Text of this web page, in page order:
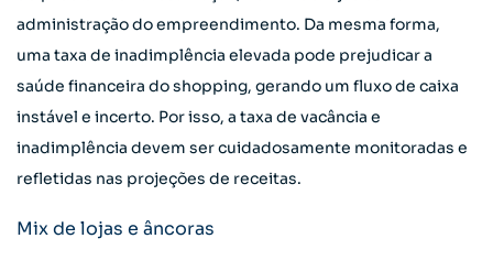
administração do empreendimento. Da mesma forma,
uma taxa de inadimplência elevada pode prejudicar a
saúde financeira do shopping, gerando um fluxo de caixa
instável e incerto. Por isso, a taxa de vacância e
inadimplência devem ser cuidadosamente monitoradas e
refletidas nas projeções de receitas.
Mix de lojas e âncoras